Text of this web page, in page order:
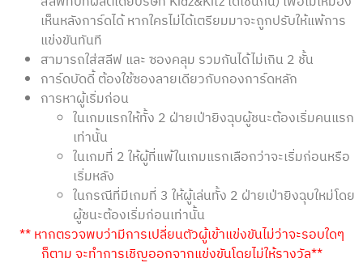
เห็นหลังการ์ดได้ หากใครไม่ได้เตรียมมาจะถูกปรับให้แพ้การ
แข่งขันทันที
สามารถใส่สลีฟ และ ซองคลุม รวมกันได้ไม่เกิน 2 ชั้น
การ์ดบัดดี้ ต้องใช้ซองลายเดียวกับกองการ์ดหลัก
การหาผู้เริ่มก่อน
ในเกมแรกให้ทั้ง 2 ฝ่ายเป่ายิงฉุบผู้ชนะต้องเริ่มคนแรก
เท่านั้น
ในเกมที่ 2 ให้ผู้ที่แพ้ในเกมแรกเลือกว่าจะเริ่มก่อนหรือ
เริ่มหลัง
ในกรณีที่มีเกมที่ 3 ให้ผู้เล่นทั้ง 2 ฝ่ายเป่ายิงฉุบใหม่โดย
ผู้ชนะต้องเริ่มก่อนเท่านั้น
** หากตรวจพบว่ามีการเปลี่ยนตัวผู้เข้าแข่งขันไม่ว่าจะรอบใดๆ
ก็ตาม จะทำการเชิญออกจากแข่งขันโดยไม่ให้รางวัล**